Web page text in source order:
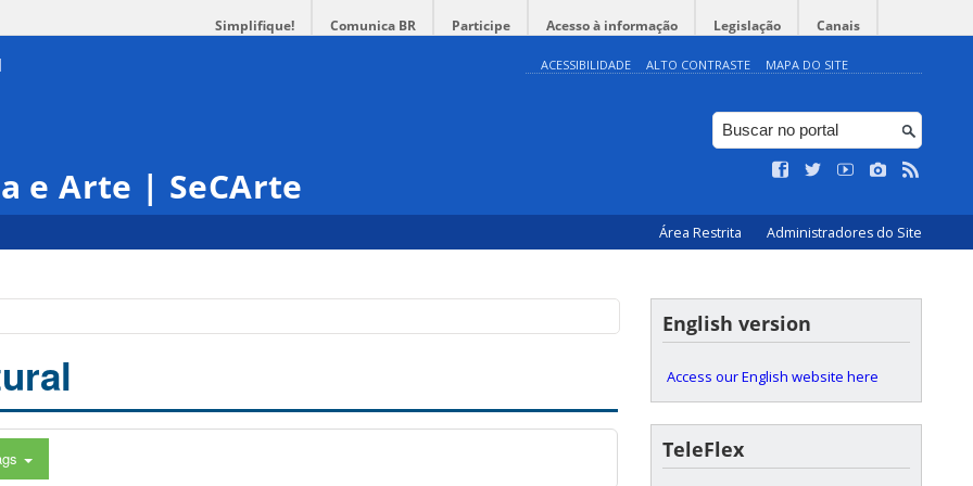
Simplifique! Comunica BR Participe Acesso à informação Legislação Canais
ACESSIBILIDADE ALTO CONTRASTE MAPA DO SITE
e Arte | SeCArte
Área Restrita Administradores do Site
English version
Access our English website here
TeleFlex